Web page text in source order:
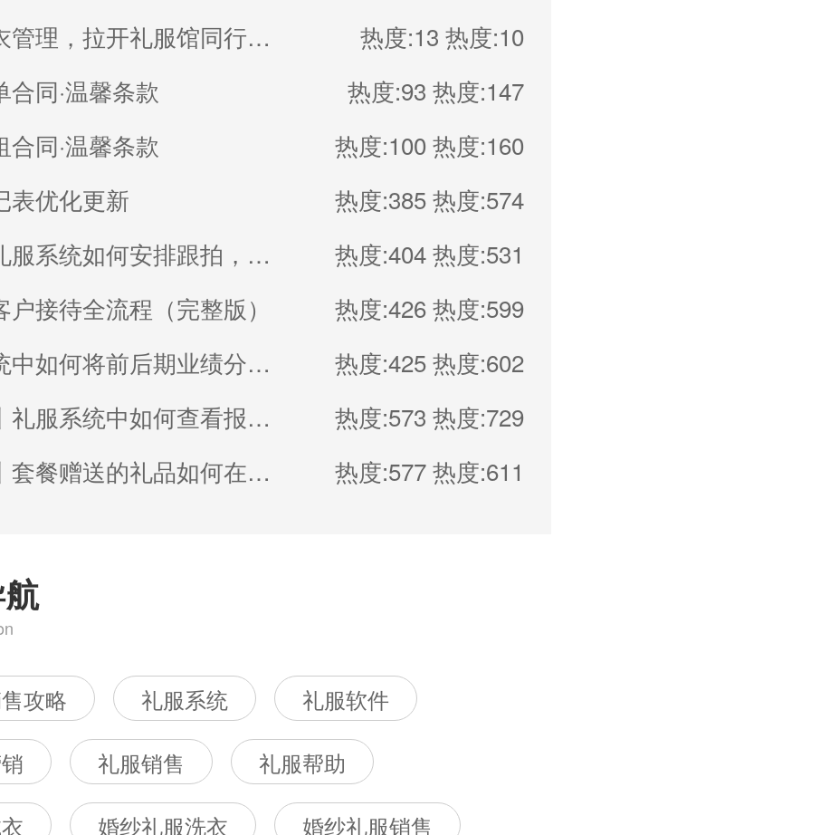
智能试衣管理，拉开礼服馆同行差距
热度:13 热度:10
合同·温馨条款
热度:93 热度:147
合同·温馨条款
热度:100 热度:160
表优化更新
热度:385热度:574
博诚云礼服系统如何安排跟拍，如何设置服务产品
热度:404热度:531
户接待全流程（完整版）
热度:426热度:599
礼服系统中如何将前后期业绩分开统算
热度:425热度:602
博诚云丨礼服系统中如何查看报备和邀约客资以及员工均价
热度:573 热度:729
博诚云丨套餐赠送的礼品如何在系统上使用一键加入
热度:577热度:611
攻略 礼服系统
礼服软件
礼服销售
礼服帮助
婚纱礼服洗衣 婚纱礼服销售